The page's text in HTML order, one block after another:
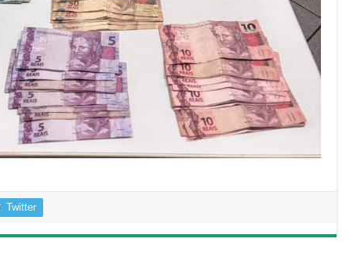
Twitter